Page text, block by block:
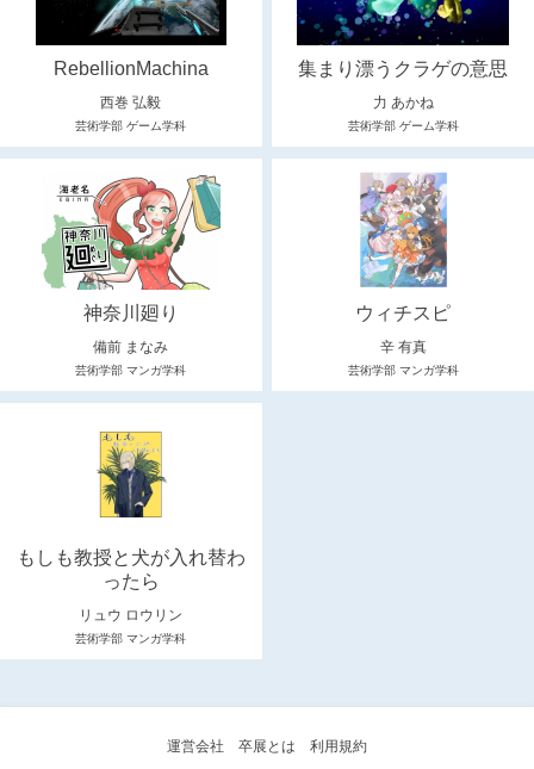
RebellionMachina
西巻 弘毅
芸術学部 ゲーム学科
集まり漂うクラゲの意思
力 あかね
芸術学部 ゲーム学科
神奈川廻り
備前 まなみ
芸術学部 マンガ学科
ウィチスピ
辛 有真
芸術学部 マンガ学科
もしも教授と犬が入れ替わ
ったら
リュウ ロウリン
芸術学部 マンガ学科
運営会社 卒展とは 利用規約